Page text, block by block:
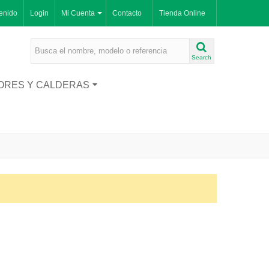
Tienda Online
Contacto
Mi Cuenta
Login
Search
Y CALDERAS